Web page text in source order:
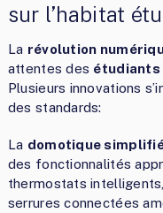
sur l’habitat
La révolution
attentes des étudiants
Plusieurs innovations
des standards:
La domotique
des fonctionnalités
thermostats
serrures connectées